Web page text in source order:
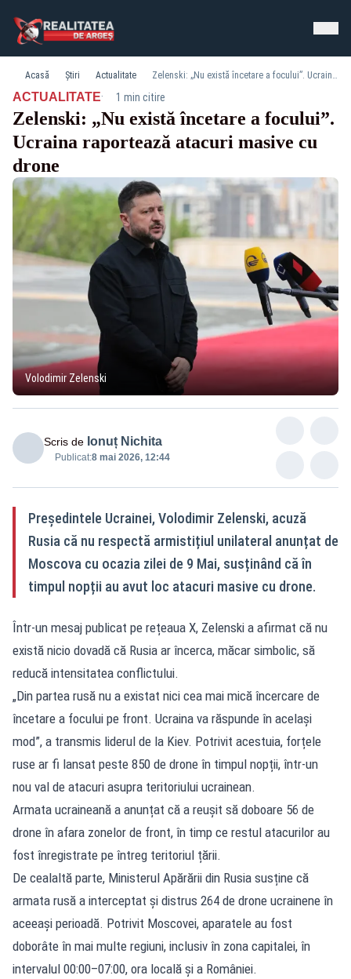
Acasă Știri Actualitate Zelenski: „Nu există încetare a focului”. Ucraina raportează atacuri masive cu drone
ACTUALITATE· 1 min citire
Zelenski: „Nu există încetare a focului”.
Ucraina raportează atacuri masive cu
drone
Volodimir Zelenski
Scris de Ionuț Nichita
Publicat:8 mai 2026, 12:44
Președintele Ucrainei, Volodimir Zelenski, acuză
Rusia că nu respectă armistițiul unilateral anunțat de
Moscova cu ocazia zilei de 9 Mai, susținând că în
timpul nopții au avut loc atacuri masive cu drone.
Într-un mesaj publicat pe rețeaua X, Zelenski a afirmat că nu
există nicio dovadă că Rusia ar încerca, măcar simbolic, să
reducă intensitatea conflictului.
„Din partea rusă nu a existat nici cea mai mică încercare de
încetare a focului pe front. Ucraina va răspunde în același
mod”, a transmis liderul de la Kiev. Potrivit acestuia, forțele
ruse ar fi lansat peste 850 de drone în timpul nopții, într-un
nou val de atacuri asupra teritoriului ucrainean.
Armata ucraineană a anunțat că a reușit să doboare 56 de
drone în afara zonelor de front, în timp ce restul atacurilor au
fost înregistrate pe întreg teritoriul țării.
De cealaltă parte, Ministerul Apărării din Rusia susține că
armata rusă a interceptat și distrus 264 de drone ucrainene în
aceeași perioadă. Potrivit Moscovei, aparatele au fost
doborâte în mai multe regiuni, inclusiv în zona capitalei, în
intervalul 00:00–07:00, ora locală și a României.